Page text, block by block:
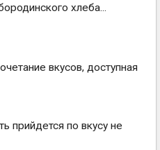
хлеба...
вкусов, доступная
прийдется по вкусу не